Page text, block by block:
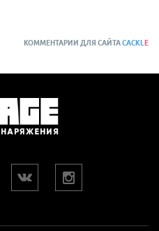
КОММЕНТАРИИ ДЛЯ САЙТАCACKL E